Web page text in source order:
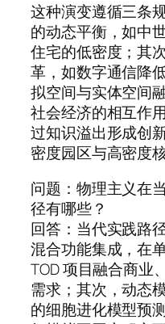
这种演变遵循三条
的动态平衡，如中
住宅的低密度；其
革，如数字通信降
拟空间与实体空间
社会经济的相互作
过知识溢出形成创
密度园区与高密度
问题：物理主义在
径有哪些？
回答：当代实践路
混合功能集成，在
TOD 项目融合商业
需求；其次，动态
的细胞进化模型预